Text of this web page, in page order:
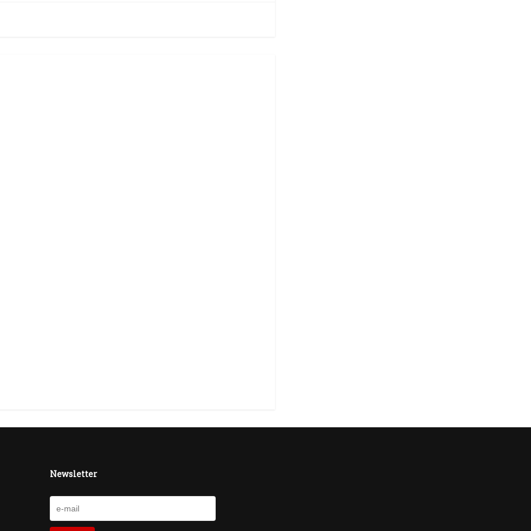
Newsletter